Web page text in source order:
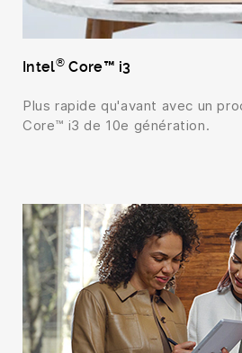
Intel®Core™ i3
Plus rapide qu'avant avec un
Core™ i3 de 10e génération.